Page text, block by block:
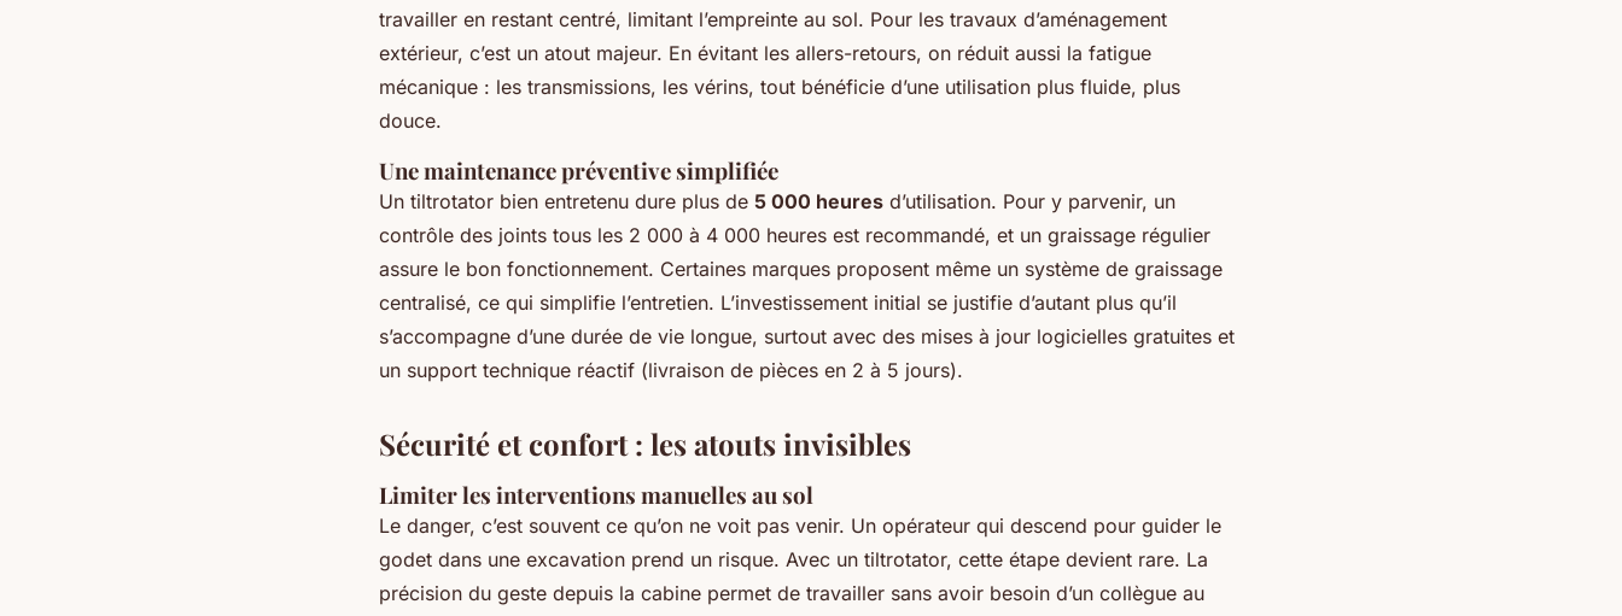
travailler en restant centré, limitant l’empreinte au sol. Pour les travaux d’aménagement
extérieur, c’est un atout majeur. En évitant les allers-retours, on réduit aussi la fatigue
mécanique : les transmissions, les vérins, tout bénéficie d’une utilisation plus fluide, plus
douce.
Une maintenance préventive simplifiée
Un tiltrotator bien entretenu dure plus de 5 000 heures d’utilisation. Pour y parvenir, un
contrôle des joints tous les 2 000 à 4 000 heures est recommandé, et un graissage régulier
assure le bon fonctionnement. Certaines marques proposent même un système de graissage
centralisé, ce qui simplifie l’entretien. L’investissement initial se justifie d’autant plus qu’il
s’accompagne d’une durée de vie longue, surtout avec des mises à jour logicielles gratuites et
un support technique réactif (livraison de pièces en 2 à 5 jours).
Sécurité et confort : les atouts invisibles
Limiter les interventions manuelles au sol
Le danger, c’est souvent ce qu’on ne voit pas venir. Un opérateur qui descend pour guider le
godet dans une excavation prend un risque. Avec un tiltrotator, cette étape devient rare. La
précision du geste depuis la cabine permet de travailler sans avoir besoin d’un collègue au